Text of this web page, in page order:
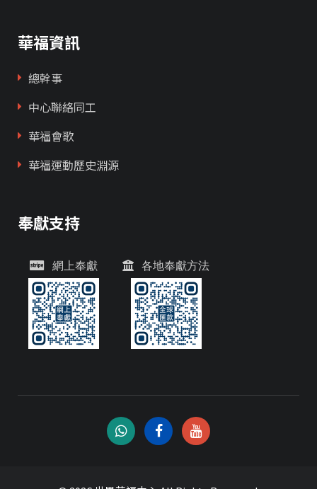
華福資訊
總幹事
中心聯絡同工
華福會歌
華福運動歷史淵源
奉獻支持
網上奉獻 各地奉獻方法